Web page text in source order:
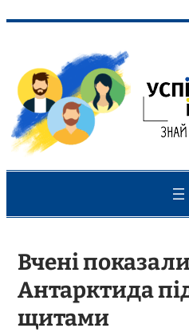
вмісту
Вчені
Антарктида
щитами